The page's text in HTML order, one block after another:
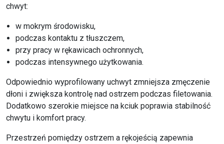
chwyt:
w mokrym środowisku,
podczas kontaktu z tłuszczem,
przy pracy w rękawicach ochronnych,
podczas intensywnego użytkowania.
Odpowiednio wyprofilowany uchwyt zmniejsza zmęczenie
dłoni i zwiększa kontrolę nad ostrzem podczas filetowania.
Dodatkowo szerokie miejsce na kciuk poprawia stabilność
chwytu i komfort pracy.
Przestrzeń pomiędzy ostrzem a rękojeścią zapewnia